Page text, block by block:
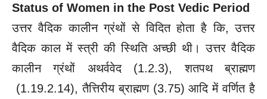
Status of Women in the Post Vedic Period
उत्तर वैदिक कालीन ग्रंथों से विदित होता है कि, उत्तर
वैदिक काल में स्त्री की स्थिति अच्छी थी। उत्तर वैदिक
कालीन ग्रंथों अथर्ववेद (1.2.3), शतपथ ब्राह्मण
(1.19.2.14), तैत्तिरीय ब्राह्मण (3.75) आदि में वर्णित है